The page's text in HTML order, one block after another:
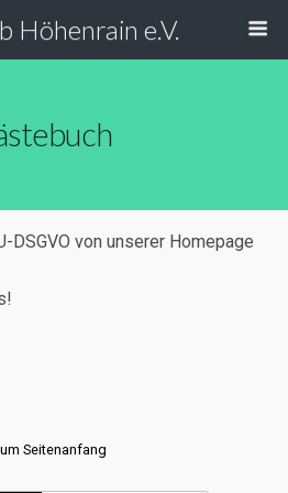
Höhenrain e.V.
DSGVO von unserer Homepage
Seitenanfang